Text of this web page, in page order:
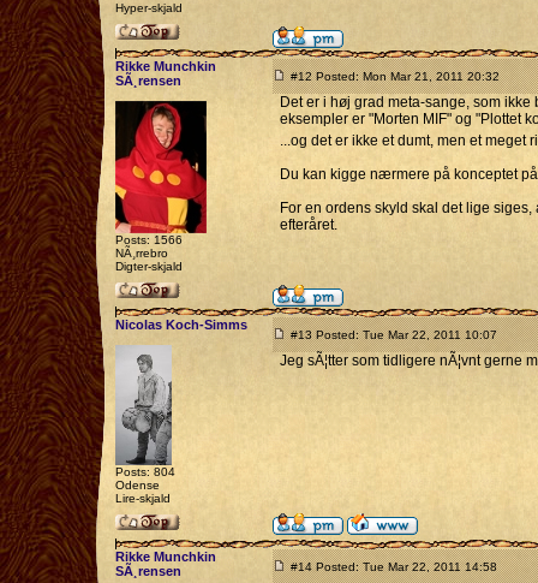
Hyper-skjald
Rikke Munchkin
SÃ¸rensen
Posts: 1566
NÃ¸rrebro
Digter-skjald
#12 Posted: Mon Mar 21, 2011 20:32
Det er i høj grad meta-sange, som
eksempler er "Morten MIF" og "Plottet
...og det er ikke et dumt, men et meget
Du kan kigge nærmere på konceptet
For en ordens skyld skal det lige
efteråret.
Nicolas Koch-Simms
Posts: 804
Odense
Lire-skjald
#13 Posted: Tue Mar 22, 2011 10:07
Jeg sÃ¦tter som tidligere nÃ¦vnt gerne
Rikke Munchkin
SÃ¸rensen
#14 Posted: Tue Mar 22, 2011 14:58